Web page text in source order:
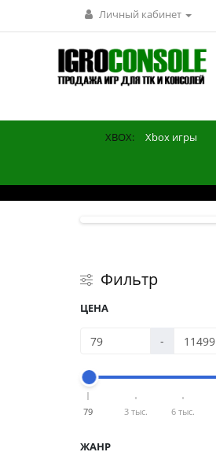
Личный кабинет
XBOX: Xbox игры
Фильтр
ЦЕНА
-
79 3 тыс. 6 тыс.
ЖАНР